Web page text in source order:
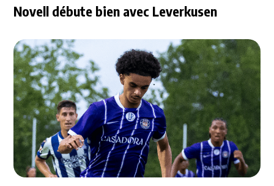
Novell débute bien avec Leverkusen